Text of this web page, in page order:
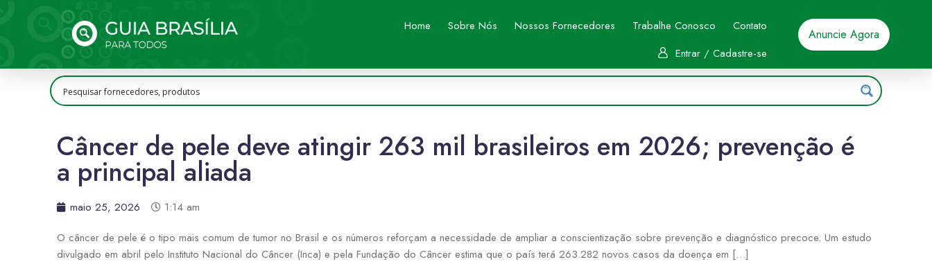
Home Sobre Nós Nossos Fornecedores Trabalhe Conosco
Contato
Entrar / Cadastre-se
Anuncie Agora
Câncer de pele deve atingir 263 mil brasileiros em 2026; prevenção é
a principal aliada
maio 25, 2026
1:14 am
O câncer de pele é o tipo mais comum de tumor no Brasil e os números reforçam a necessidade de ampliar a conscientização sobre prevenção e diagnóstico precoce. Um estudo
divulgado em abril pelo Instituto Nacional do Câncer (Inca) e pela Fundação do Câncer estima que o país terá 263.282 novos casos da doença em […]